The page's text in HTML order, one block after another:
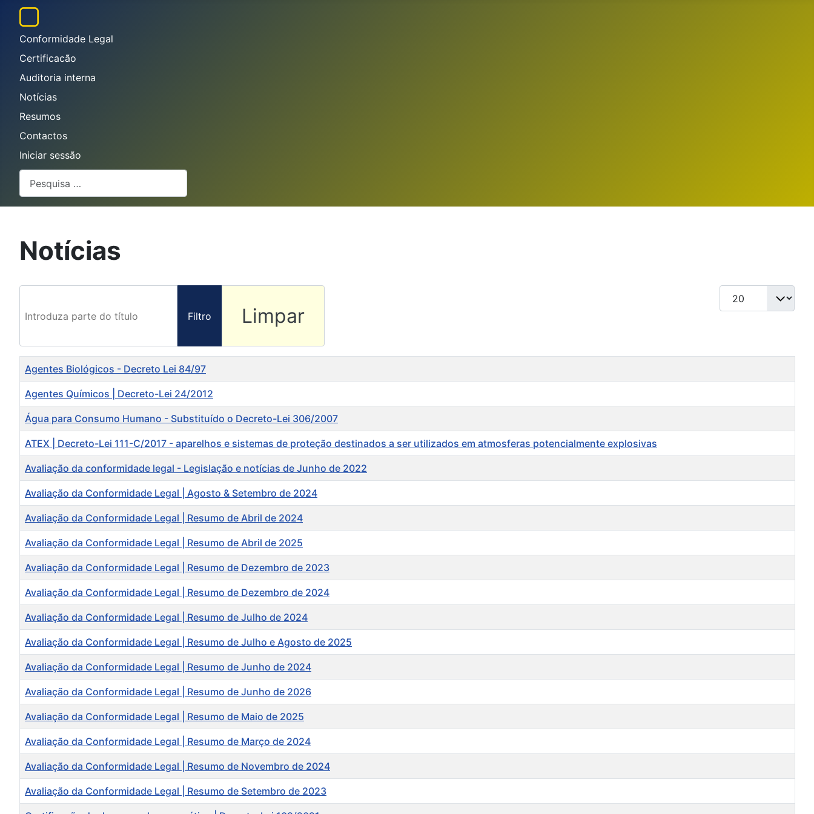
Conformidade Legal
Certificacão
Auditoria interna
Notícias
Resumos
Contactos
Iniciar sessão
Notícias
Filtro
Limpar
Qtd. a exibir
Título
Agentes Biológicos - Decreto Lei 84/97
Agentes Químicos | Decreto-Lei 24/2012
Água para Consumo Humano - Substituído o Decreto-Lei 306/2007
ATEX | Decreto-Lei 111-C/2017 - aparelhos e sistemas de proteção destinados a ser utilizados em atmosferas potencialmente explosivas
Avaliação da conformidade legal - Legislação e notícias de Junho de 2022
Avaliação da Conformidade Legal | Agosto & Setembro de 2024
Avaliação da Conformidade Legal | Resumo de Abril de 2024
Avaliação da Conformidade Legal | Resumo de Abril de 2025
Avaliação da Conformidade Legal | Resumo de Dezembro de 2023
Avaliação da Conformidade Legal | Resumo de Dezembro de 2024
Avaliação da Conformidade Legal | Resumo de Julho de 2024
Avaliação da Conformidade Legal | Resumo de Julho e Agosto de 2025
Avaliação da Conformidade Legal | Resumo de Junho de 2024
Avaliação da Conformidade Legal | Resumo de Junho de 2026
Avaliação da Conformidade Legal | Resumo de Maio de 2025
Avaliação da Conformidade Legal | Resumo de Março de 2024
Avaliação da Conformidade Legal | Resumo de Novembro de 2024
Avaliação da Conformidade Legal | Resumo de Setembro de 2023